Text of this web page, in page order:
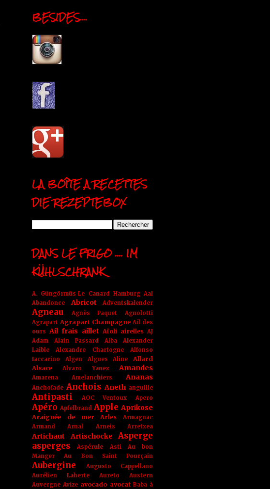
BESIDES....
LA BOÎTE A RECETTES
DIE REZEPTEBOX
DANS LE FRIGO .... IM
KÜHLSCHRANK
A. Güngörmüs-Le Canard Hamburg Aal
Abandonce
Abricot Adventskalender
Agneau Agnès Paquet
Agnolotti
Agrapart Agrapart Champagne Ail des
ours Ail frais aillet Aïoli airelles AJ
Adam
Alain Passard Alba
Alexander
Laible
Alexandre Chartogne
Alfonso
Iaccarino
Algen Algues Aline
Allard
Alsace
Alvaro Yanez Amandes
Amarena Amelanchiers Ananas
Anchoïade Anchois Aneth anguille
Antipasti AOC Ventoux Apero
Apéro Apfelbrand Apple Aprikose
Araignée de mer Arles
Armagnac
Armand Arnal
Arneis Arretxea
Artichaut Artischocke
Asperge
asperges
Aspérule Asti
Au bon
Manger
Au Bon Saint Pourçain
Aubergine
Augusto Cappellano
Aurélien Laherte
Aureto
Austern
Auvergne Avize avocado avocat Baba à